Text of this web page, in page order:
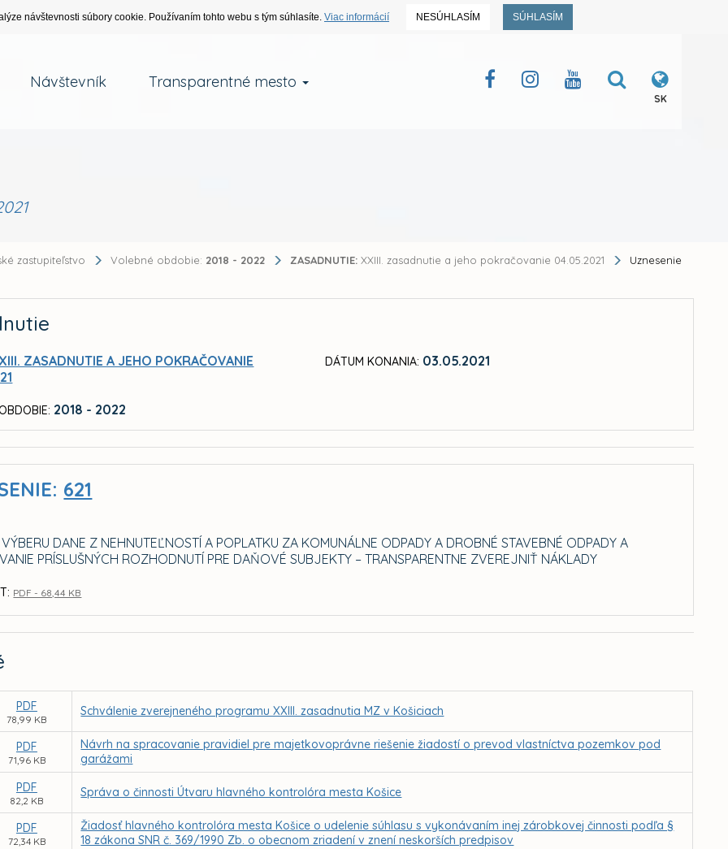
návštevnosti súbory cookie. Používaním tohto webu s tým súhlasíte. Viac informácií NESÚHLASÍM SÚHLASÍM
Návštevník Transparentné mesto
SK
zastupiteľstvo Volebné obdobie: 2018 - 2022 ZASADNUTIE: XXIII. zasadnutie a jeho pokračovanie 04.05.2021 Uznesenie
ZASADNUTIE A JEHO POKRAČOVANIE
2018 - 2022
DÁTUM KONANIA: 03.05.2021
621
DANE Z NEHNUTEĽNOSTÍ A POPLATKU ZA KOMUNÁLNE ODPADY A DROBNÉ STAVEBNÉ ODPADY A
PRÍSLUŠNÝCH ROZHODNUTÍ PRE DAŇOVÉ SUBJEKTY – TRANSPARENTNE ZVEREJNIŤ NÁKLADY
PDF - 68,44 KB
PDF
78,99 KB
Schválenie zverejneného programu XXIII. zasadnutia MZ v Košiciach
PDF
71,96 KB
Návrh na spracovanie pravidiel pre majetkovoprávne riešenie žiadostí o prevod vlastníctva pozemkov pod
garážami
PDF
82,2 KB
Správa o činnosti Útvaru hlavného kontrolóra mesta Košice
PDF
72,34 KB
Žiadosť hlavného kontrolóra mesta Košice o udelenie súhlasu s vykonávaním inej zárobkovej činnosti podľa §
18 zákona SNR č. 369/1990 Zb. o obecnom zriadení v znení neskorších predpisov